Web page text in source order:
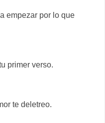
empezar por lo que
primer verso.
te deletreo.